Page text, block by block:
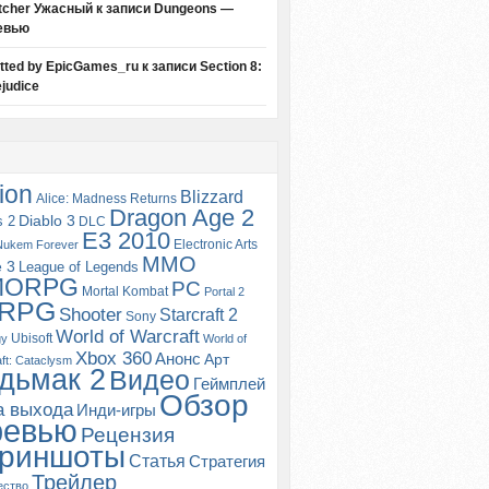
Ужасный к записи Dungeons —
by EpicGames_ru к записи Section 8:
Alice: Madness Returns Blizzard
2 Diablo 3 DLC Dragon Age 2
Forever E3 2010 Electronic Arts
3 League of Legends MMO
Mortal Kombat PC Portal 2
Shooter Sony Starcraft 2
Ubisoft World of Warcraft World of
Cataclysm Xbox 360Анонс Арт
2 Видео Геймплей
выхода Инди-игры Обзор
Рецензия
Статья Стратегия
Трейлер